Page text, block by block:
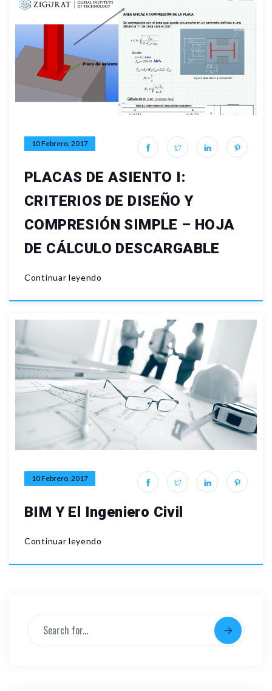
10 Febrero, 2017
PLACAS DE ASIENTO I:
CRITERIOS DE DISEÑO Y
COMPRESIÓN SIMPLE – HOJA
DE CÁLCULO DESCARGABLE
Continuar leyendo
10 Febrero, 2017
BIM Y El Ingeniero Civil
Continuar leyendo